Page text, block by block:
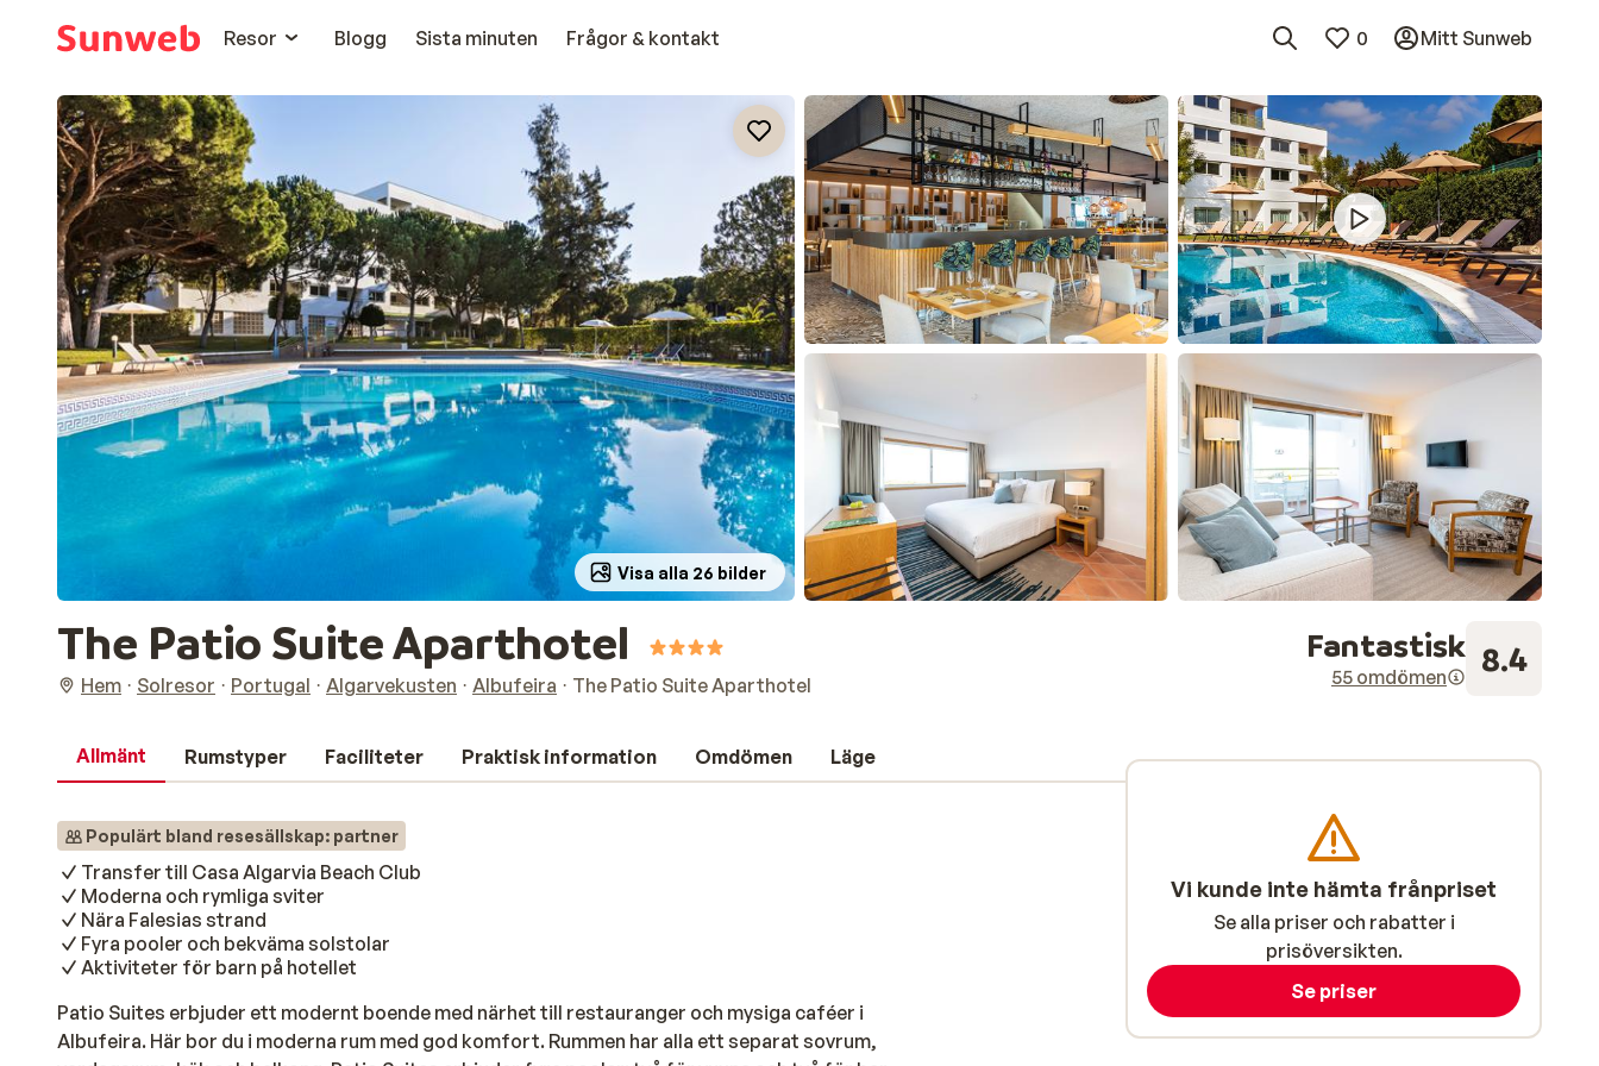
Resor
Blogg Sista minuten Frågor & kontakt 0 Mitt Sunweb
Visa alla 26 bilder
The Patio Suite Aparthotel
Hem Solresor Portugal Algarvekusten Albufeira The Patio Suite Aparthotel
Fantastisk
55 omdömen 8.4
Allmänt Rumstyper Faciliteter Praktisk information Omdömen Läge
Populärt bland resesällskap: partner
Transfer till Casa Algarvia Beach Club
Moderna och rymliga sviter
Nära Falesias strand
Fyra pooler och bekväma solstolar
Aktiviteter för barn på hotellet
Patio Suites erbjuder ett modernt boende med närhet till restauranger och mysiga caféer i
Albufeira. Här bor du i moderna rum med god komfort. Rummen har alla ett separat sovrum,
Vi kunde inte hämta frånpriset
Se alla priser och rabatter i
prisöversikten.
Se priser